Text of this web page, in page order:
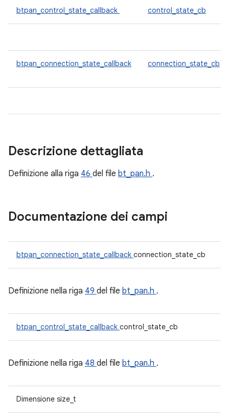
btpan_control_state_callback control_state_cb
btpan_connection_state_callback connection_state_cb
Descrizione dettagliata
Definizione alla riga 46 del file bt_pan.h .
Documentazione dei campi
btpan_connection_state_callback connection_state_cb
Definizione nella riga 49 del file bt_pan.h .
btpan_control_state_callback control_state_cb
Definizione nella riga 48 del file bt_pan.h .
Dimensione size_t